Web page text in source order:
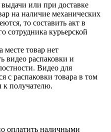
или при доставке
на наличие механических
то составить акт в
сотрудника курьерской
месте товар нет
видео распаковки и
Видео для
с распаковки товара в том
к получателю.
оплатить наличными